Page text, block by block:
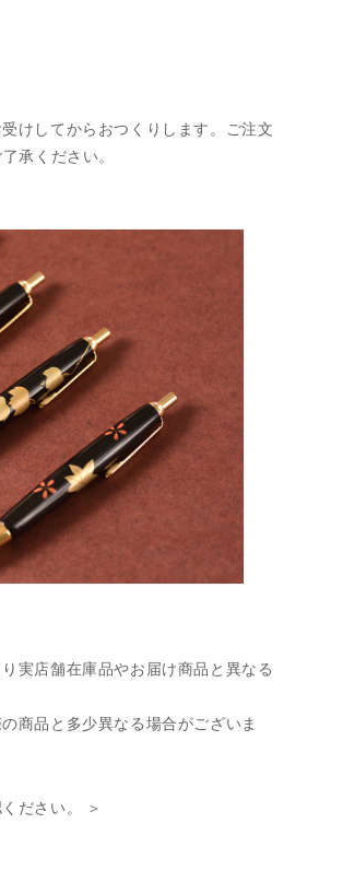
けしてからおつくりします。ご注文
承ください。
実店舗在庫品やお届け商品と異なる
商品と多少異なる場合がございま
ださい。 ＞